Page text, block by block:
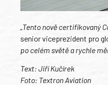
„Tento nově certifikovaný
senior viceprezident pro
po celém světě a rychle
Text: Jiří Kučírek
Foto: Textron Aviation